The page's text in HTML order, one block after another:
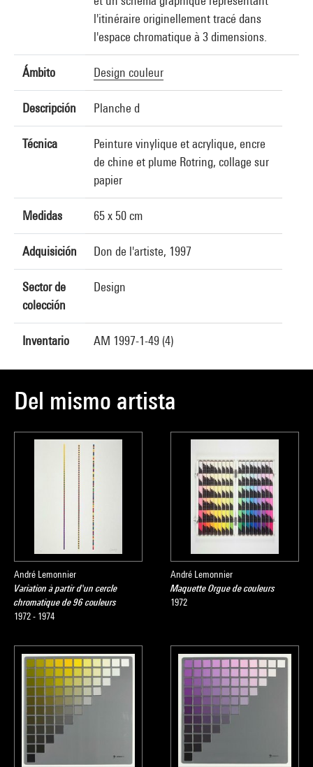
l'itinéraire originellement tracé dans
l'espace chromatique à 3 dimensions.
Ámbito Design couleur
Descripción Planche d
Técnica
Peinture vinylique et acrylique, encre
de chine et plume Rotring, collage sur
papier
Medidas 65 x 50 cm
Adquisición Don de l'artiste, 1997
Sector de
colección
Design
Inventario AM 1997-1-49 (4)
Del mismo artista
André Lemonnier
Variation à partir d'un cercle
chromatique de 96 couleurs
1972 - 1974
André Lemonnier
Maquette Orgue de couleurs
1972